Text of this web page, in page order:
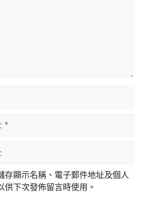
存顯示名稱、電子郵件地址及個人
供下次發佈留言時使用。